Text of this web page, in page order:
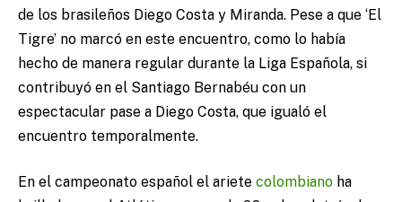
de los brasileños Diego Costa y Miranda. Pese a que ‘El
Tigre’ no marcó en este encuentro, como lo había
hecho de manera regular durante la Liga Española, si
contribuyó en el Santiago Bernabéu con un
espectacular pase a Diego Costa, que igualó el
encuentro temporalmente.
En el campeonato español el ariete colombiano ha